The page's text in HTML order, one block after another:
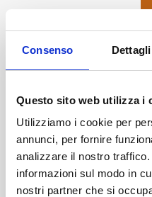
Consenso Dettagli
Questo sito web utilizza i
Utilizziamo i cookie per
annunci, per fornire
analizzare il nostro
informazioni sul modo in
nostri partner che si
By whitel@b In
Posted 12 Maggio
GAME